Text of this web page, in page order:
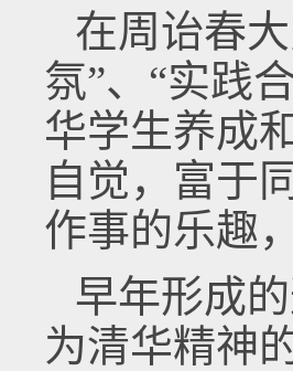
在周诒春
氛”、“实践
华学生养成
自觉，富于
作事的乐趣
早年形成
为清华精神